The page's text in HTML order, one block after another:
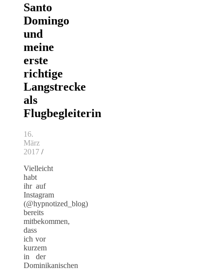
Santo
Domingo
und
meine
erste
richtige
Langstrecke
als
Flugbegleiterin
16.
März
2017 /
Vielleicht
habt
ihr auf
Instagram
(@hypnotized_blog)
bereits
mitbekommen,
dass
ich vor
kurzem
in der
Dominikanischen